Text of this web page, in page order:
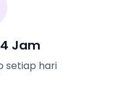
Jam
setiap hari